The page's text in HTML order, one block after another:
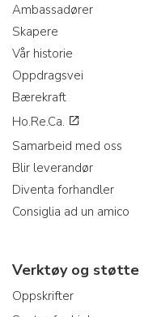
Ambassadører
Skapere
Vår historie
Oppdragsvei
Bærekraft
Ho.Re.Ca.
Samarbeid med oss
Blir leverandør
Diventa forhandler
Consiglia ad un amico
Verktøy og støtte
Oppskrifter